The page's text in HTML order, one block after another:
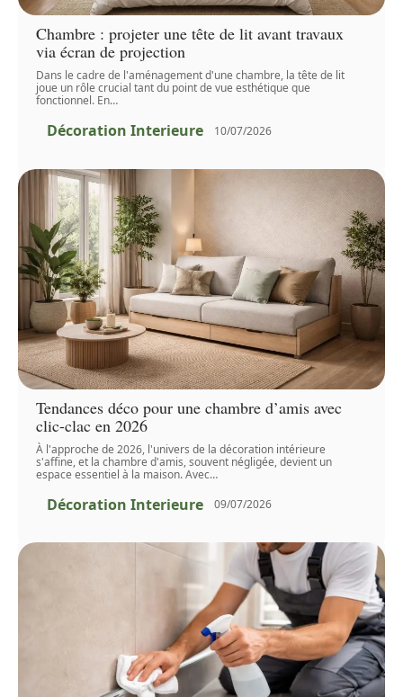
Chambre : projeter une tête de lit avant travaux
via écran de projection
Dans le cadre de l'aménagement d'une chambre, la tête de lit
joue un rôle crucial tant du point de vue esthétique que
fonctionnel. En…
Décoration Interieure 10/07/2026
Tendances déco pour une chambre d’amis avec
clic-clac en 2026
À l'approche de 2026, l'univers de la décoration intérieure
s'affine, et la chambre d'amis, souvent négligée, devient un
espace essentiel à la maison. Avec…
Décoration Interieure 09/07/2026